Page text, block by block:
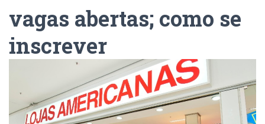
N
vagas abertas; como se
inscrever